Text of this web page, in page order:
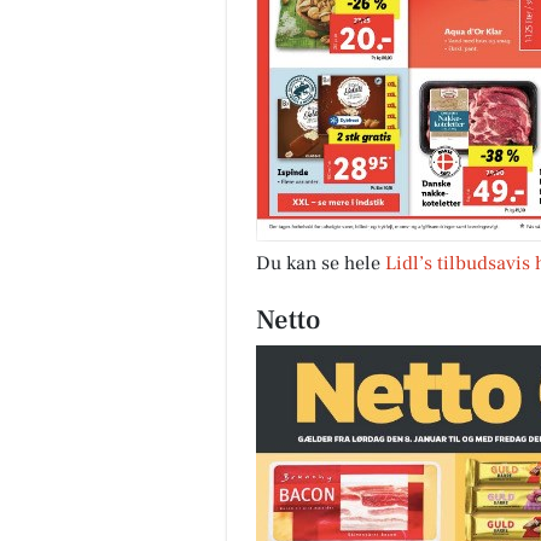
Du kan se hele Lidl’s tilbudsavis
Netto